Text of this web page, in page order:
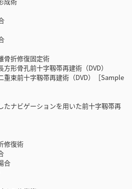
折修復固定術
骨孔前十字靱帯再建術（DVD）
束前十字靱帯再建術（DVD）［Sample
ナビゲーションを用いた前十字靱帯再
修復術
合